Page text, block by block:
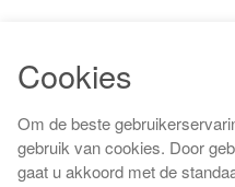
Cookies
Om de beste
gebruik van cookies. Door
gaat u akkoord met de